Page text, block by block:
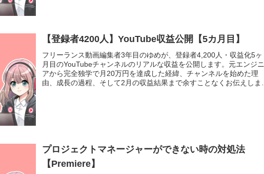
【登録者4200人】YouTube収益公開【5カ月目】
フリーランス動画編集者3年目のゆめが、登録者4,200人・収益化5ヶ
月目のYouTubeチャンネルのリアルな収益を公開します。元エンジニ
アから完全独学で月20万円を達成した経緯、チャンネルを始めた理
由、成長の過程、そして2月の収益結果まで余すことなくお伝えしま
プロジェクトマネージャーができない時の対処法
【Premiere】